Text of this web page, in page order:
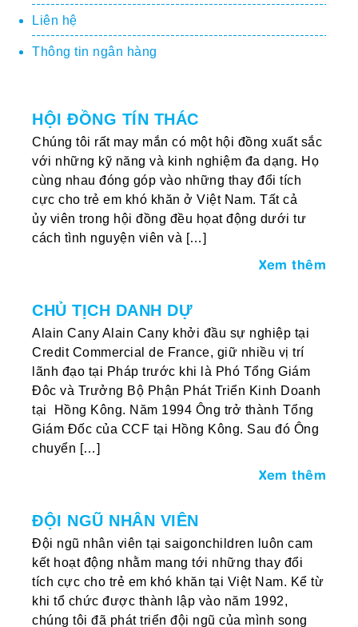
Liên hệ
Thông tin ngân hàng
HỘI ĐỒNG TÍN THÁC
Chúng tôi rất may mắn có một hội đồng xuất sắc
với những kỹ năng và kinh nghiệm đa dạng. Họ
cùng nhau đóng góp vào những thay đổi tích
cực cho trẻ em khó khăn ở Việt Nam. Tất cả
ủy viên trong hội đồng đều họat động dưới tư
cách tình nguyện viên và […]
Xem thêm
CHỦ TỊCH DANH DỰ
Alain Cany Alain Cany khởi đầu sự nghiệp tại
Credit Commercial de France, giữ nhiều vị trí
lãnh đạo tại Pháp trước khi là Phó Tổng Giám
Đôc và Trưởng Bộ Phận Phát Triển Kinh Doanh
tại Hồng Kông. Năm 1994 Ông trở thành Tổng
Giám Đốc của CCF tại Hồng Kông. Sau đó Ông
chuyển […]
Xem thêm
ĐỘI NGŨ NHÂN VIÊN
Đội ngũ nhân viên tại saigonchildren luôn cam
kết hoạt động nhằm mang tới những thay đổi
tích cực cho trẻ em khó khăn tại Việt Nam. Kể từ
khi tổ chức được thành lập vào năm 1992,
chúng tôi đã phát triển đội ngũ của mình song